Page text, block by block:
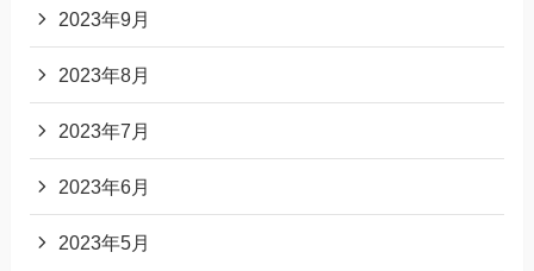
2023年9月
2023年8月
2023年7月
2023年6月
2023年5月